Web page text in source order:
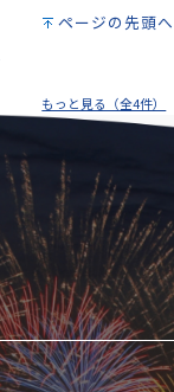
ページの先頭へ
もっと見る（全4件）